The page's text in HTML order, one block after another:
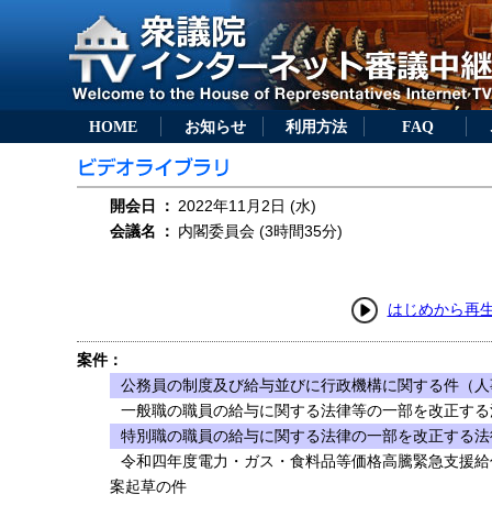
HOME お知らせ 利用方法 FAQ
開会日 ： 2022年11月2日 (水)
会議名
： 内閣委員会 (3時間35分)
はじめから再
案件：
公務員の制度及び給与並びに行政機構に関する件（
一般職の職員の給与に関する法律等の一部を改正す
特別職の職員の給与に関する法律の一部を改正する
令和四年度電力・ガス・食料品等価格高騰緊急支援
案起草の件